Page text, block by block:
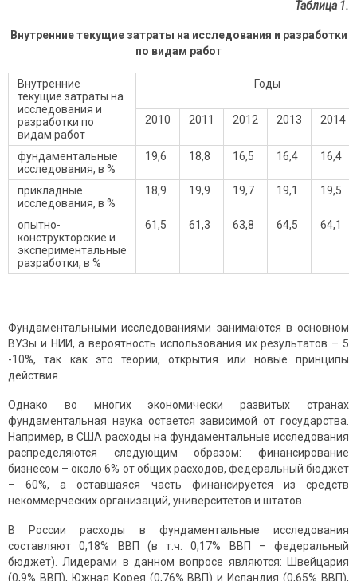
Таблица 1.
Внутренние текущие затраты на исследования и разработки
по видам работ
Внутренние
текущие затраты на
исследования и
разработки по
видам работ
Годы
2010 2011 2012 2013 2014
фундаментальные
исследования, в %
19,6 18,8 16,5 16,4 16,4
прикладные
исследования, в %
18,9 19,9 19,7 19,1 19,5
опытно-
конструкторские и
экспериментальные
разработки, в %
61,5 61,3 63,8 64,5 64,1
Фундаментальными исследованиями занимаются в основном
ВУЗы и НИИ, а вероятность использования их результатов – 5
-10%, так как это теории, открытия или новые принципы
действия.
Однако во многих экономически развитых странах
фундаментальная наука остается зависимой от государства.
Например, в США расходы на фундаментальные исследования
распределяются следующим образом: финансирование
бизнесом – около 6% от общих расходов, федеральный бюджет
– 60%, а оставшаяся часть финансируется из средств
некоммерческих организаций, университетов и штатов.
В России расходы в фундаментальные исследования
составляют 0,18% ВВП (в т.ч. 0,17% ВВП – федеральный
бюджет). Лидерами в данном вопросе являются: Швейцария
(0,9% ВВП), Южная Корея (0,76% ВВП) и Исландия (0,65% ВВП),